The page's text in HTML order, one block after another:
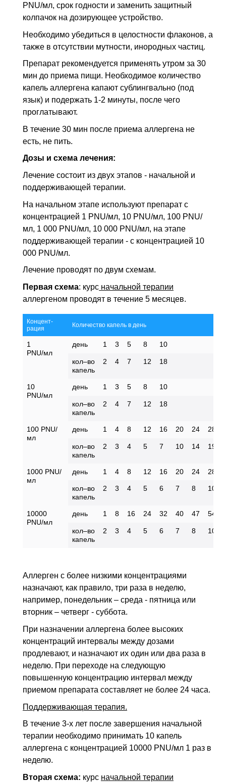
PNU/мл, срок годности и заменить защитный
колпачок на дозирующее устройство.
Необходимо убедиться в целостности флаконов, а
также в отсутствии мутности, инородных частиц.
Препарат рекомендуется применять утром за 30
мин до приема пищи. Необходимое количество
капель аллергена капают сублингвально (под
язык) и подержать 1-2 минуты, после чего
проглатывают.
В течение 30 мин после приема аллергена не
есть, не пить.
Дозы и схема лечения:
Лечение состоит из двух этапов - начальной и
поддерживающей терапии.
На начальном этапе используют препарат с
концентрацией 1 PNU/мл, 10 PNU/мл, 100 PNU/
мл, 1 000 PNU/мл, 10 000 PNU/мл, на этапе
поддерживающей терапии - с концентрацией 10
000 PNU/мл.
Лечение проводят по двум схемам.
Первая схема: курс начальной терапии
аллергеном проводят в течение 5 месяцев.
Концент-
рация
Количество капель в день
1
PNU/мл
день 1 3 5 8 10
кол–во
капель
2 4 7 12 18
10
PNU/мл
день 1 3 5 8 10
кол–во
капель
2 4 7 12 18
100 PNU/
мл
день 1 4 8 12 16 20 24 28
кол–во
капель
2 3 4 5 7 10 14 19
1000 PNU/
мл
день 1 4 8 12 16 20 24 28
кол–во
капель
2 3 4 5 6 7 8 10
10000
PNU/мл
день 1 8 16 24 32 40 47 54
кол–во
капель
2 3 4 5 6 7 8 10
Аллерген с более низкими концентрациями
назначают, как правило, три раза в неделю,
например, понедельник – среда - пятница или
вторник – четверг - суббота.
При назначении аллергена более высоких
концентраций интервалы между дозами
продлевают, и назначают их один или два раза в
неделю. При переходе на следующую
повышенную концентрацию интервал между
приемом препарата составляет не более 24 часа.
Поддерживающая терапия.
В течение 3-х лет после завершения начальной
терапии необходимо принимать 10 капель
аллергена с концентрацией 10000 PNU/мл 1 раз в
неделю.
Вторая схема: курс начальной терапии